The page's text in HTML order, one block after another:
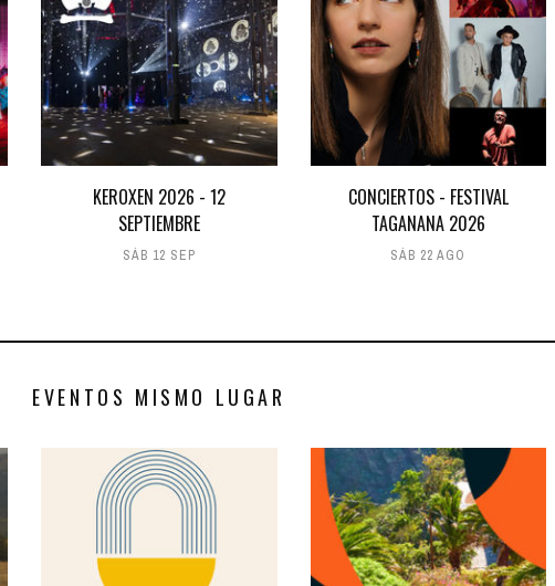
KEROXEN 2026 - 12
SEPTIEMBRE
SÁB 12 SEP
CONCIERTOS - FESTIVAL
TAGANANA 2026
SÁB 22 AGO
EVENTOS MISMO LUGAR